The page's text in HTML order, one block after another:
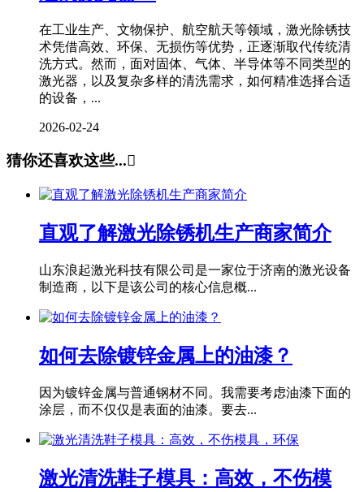
在工业生产、文物保护、航空航天等领域，激光除锈技
术凭借高效、环保、无损伤等优势，正逐渐取代传统清
洗方式。然而，面对固体、气体、半导体等不同类型的
激光器，以及复杂多样的清洗需求，如何精准选择合适
的设备，...
2026-02-24
猜你还喜欢这些...
直观了解激光除锈机生产商家简介
山东浪起激光科技有限公司是一家位于济南的激光设备
制造商，以下是该公司的核心信息概...
如何去除镀锌金属上的油漆？
因为镀锌金属与普通钢材不同。我需要考虑油漆下面的
涂层，而不仅仅是表面的油漆。要去...
激光清洗鞋子模具：高效，不伤模